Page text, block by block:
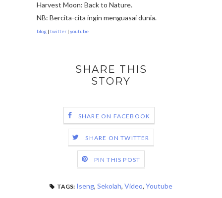
Harvest Moon: Back to Nature.
NB: Bercita-cita ingin menguasai dunia.
blog | twitter | youtube
SHARE THIS
STORY
SHARE ON FACEBOOK
SHARE ON TWITTER
PIN THIS POST
TAGS: Iseng, Sekolah, Video, Youtube